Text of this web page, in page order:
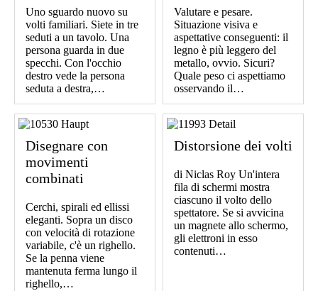
Uno sguardo nuovo su
volti familiari. Siete in tre
seduti a un tavolo. Una
persona guarda in due
specchi. Con l'occhio
destro vede la persona
seduta a destra,…
Valutare e pesare.
Situazione visiva e
aspettative conseguenti: il
legno è più leggero del
metallo, ovvio. Sicuri?
Quale peso ci aspettiamo
osservando il…
Disegnare con
movimenti
combinati
Cerchi, spirali ed ellissi
eleganti. Sopra un disco
con velocità di rotazione
variabile, c'è un righello.
Se la penna viene
mantenuta ferma lungo il
righello,…
Distorsione dei volti
di Niclas Roy Un'intera
fila di schermi mostra
ciascuno il volto dello
spettatore. Se si avvicina
un magnete allo schermo,
gli elettroni in esso
contenuti…